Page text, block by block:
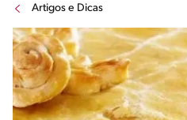
Artigos e Dicas